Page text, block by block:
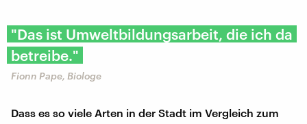
"Das ist Umweltbildungsarbeit, die ich da
betreibe."
Fionn Pape, Biologe
Dass es so viele Arten in der Stadt im Vergleich zum